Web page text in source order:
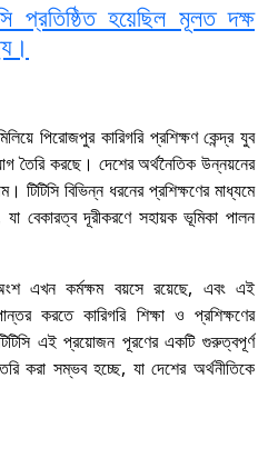
প্রতিষ্ঠিত হয়েছিল মূলত দক্ষ
পিরোজপুর কারিগরি প্রশিক্ষণ কেন্দ্র যুব
তৈরি করছে। দেশের অর্থনৈতিক উন্নয়নের
টিটিসি বিভিন্ন ধরনের প্রশিক্ষণের মাধ্যমে
বেকারত্ব দূরীকরণে সহায়ক ভূমিকা পালন
এখন কর্মক্ষম বয়সে রয়েছে, এবং এই
করতে কারিগরি শিক্ষা ও প্রশিক্ষণের
এই প্রয়োজন পূরণের একটি গুরুত্বপূর্ণ
করা সম্ভব হচ্ছে, যা দেশের অর্থনীতিকে